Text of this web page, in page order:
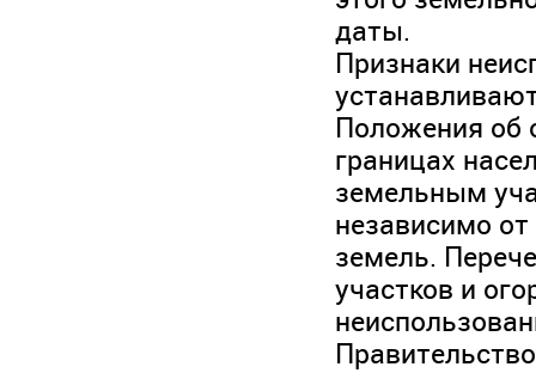
даты.
Признаки
Положения об
границах
земельным
независимо
земель.
участков и